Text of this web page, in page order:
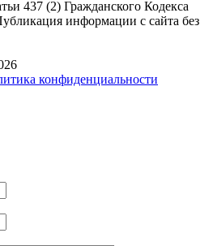
437 (2) Гражданского Кодекса
информации с сайта без
конфиденциальности